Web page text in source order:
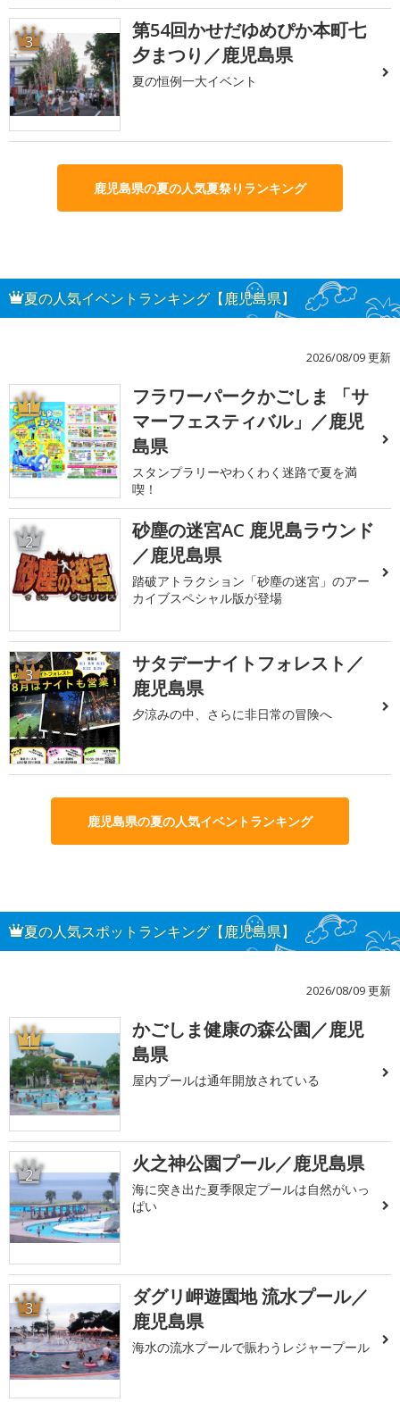
3
第54回かせだゆめぴか本町七
夕まつり／鹿児島県
夏の恒例一大イベント
鹿児島県の夏の人気夏祭りランキング
夏の人気イベントランキング【鹿児島県】
2026/08/09 更新
1
フラワーパークかごしま 「サ
マーフェスティバル」／鹿児
島県
スタンプラリーやわくわく迷路で夏を満
喫！
2
砂塵の迷宮AC 鹿児島ラウンド
／鹿児島県
踏破アトラクション「砂塵の迷宮」のアー
カイブスペシャル版が登場
3
サタデーナイトフォレスト／
鹿児島県
夕涼みの中、さらに非日常の冒険へ
鹿児島県の夏の人気イベントランキング
夏の人気スポットランキング【鹿児島県】
2026/08/09 更新
1
かごしま健康の森公園／鹿児
島県
屋内プールは通年開放されている
2 火之神公園プール／鹿児島県
海に突き出た夏季限定プールは自然がいっ
ぱい
3
ダグリ岬遊園地 流水プール／
鹿児島県
海水の流水プールで賑わうレジャープール